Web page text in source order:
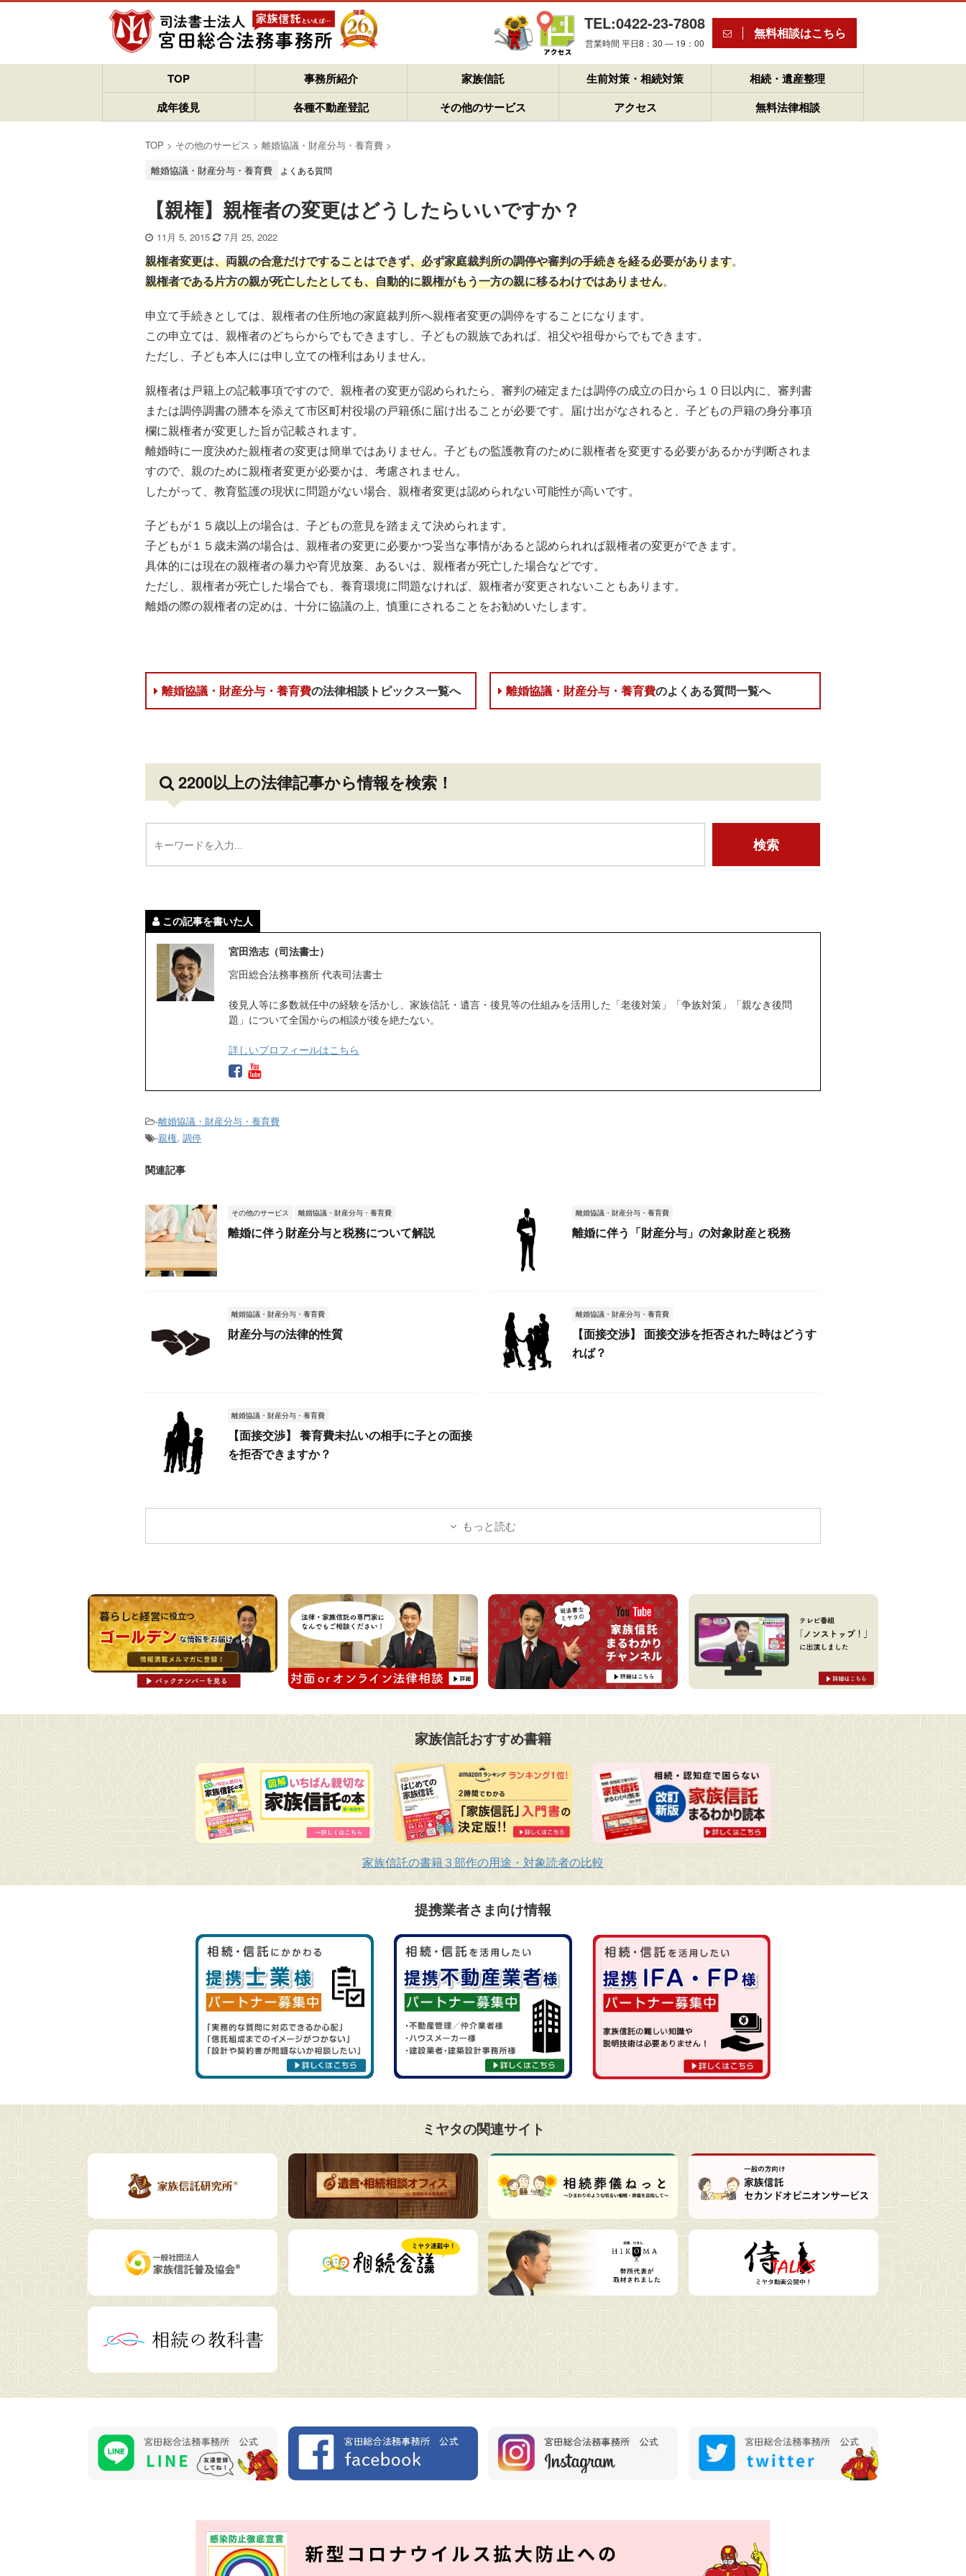
TEL:0422-23-7808
営業時間 平日8：30 ― 19：00
無料相談はこちら
TOP 事務所紹介 家族信託 生前対策・相続対策
相続・遺産整理
成年後見
各種不動産登記 その他のサービス アクセス 無料法律相談
TOP > その他のサービス > 離婚協議・財産分与・養育費 >
離婚協議・財産分与・養育費
よくある質問
【親権】親権者の変更はどうしたらいいですか？
11月 5, 2015 7月 25, 2022
親権者変更は、両親の合意だけですることはできず、必ず家庭裁判所の調停や審判の手続きを経る必要があります。
親権者である片方の親が死亡したとしても、自動的に親権がもう一方の親に移るわけではありません。
申立て手続きとしては、親権者の住所地の家庭裁判所へ親権者変更の調停をすることになります。
この申立ては、親権者のどちらからでもできますし、子どもの親族であれば、祖父や祖母からでもできます。
ただし、子ども本人には申し立ての権利はありません。
親権者は戸籍上の記載事項ですので、親権者の変更が認められたら、審判の確定または調停の成立の日から１０日以内に、審判書
または調停調書の謄本を添えて市区町村役場の戸籍係に届け出ることが必要です。届け出がなされると、子どもの戸籍の身分事項
欄に親権者が変更した旨が記載されます。
離婚時に一度決めた親権者の変更は簡単ではありません。子どもの監護教育のために親権者を変更する必要があるかが判断されま
すので、親のために親権者変更が必要かは、考慮されません。
したがって、教育監護の現状に問題がない場合、親権者変更は認められない可能性が高いです。
子どもが１５歳以上の場合は、子どもの意見を踏まえて決められます。
子どもが１５歳未満の場合は、親権者の変更に必要かつ妥当な事情があると認められれば親権者の変更ができます。
具体的には現在の親権者の暴力や育児放棄、あるいは、親権者が死亡した場合などです。
ただし、親権者が死亡した場合でも、養育環境に問題なければ、親権者が変更されないこともあります。
離婚の際の親権者の定めは、十分に協議の上、慎重にされることをお勧めいたします。
離婚協議・財産分与・養育費の法律相談トピックス一覧へ 離婚協議・財産分与・養育費のよくある質問一覧へ
2200以上の法律記事から情報を検索！
この記事を書いた人
宮田浩志（司法書士）
宮田総合法務事務所 代表司法書士
後見人等に多数就任中の経験を活かし、家族信託・遺言・後見等の仕組みを活用した「老後対策」「争族対策」「親なき後問
題」について全国からの相談が後を絶たない。
詳しいプロフィールはこちら
-離婚協議・財産分与・養育費
-親権, 調停
関連記事
その他のサービス 離婚協議・財産分与・養育費
離婚に伴う財産分与と税務について解説
離婚協議・財産分与・養育費
離婚に伴う「財産分与」の対象財産と税務
離婚協議・財産分与・養育費
財産分与の法律的性質
離婚協議・財産分与・養育費
【面接交渉】 面接交渉を拒否された時はどうす
れば？
離婚協議・財産分与・養育費
【面接交渉】 養育費未払いの相手に子との面接
を拒否できますか？
もっと読む
家族信託おすすめ書籍
家族信託の書籍３部作の用途・対象読者の比較
提携業者さま向け情報
ミヤタの関連サイト